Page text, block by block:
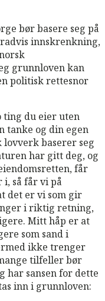
bør basere seg på
innskrenkning,
grunnloven kan
politisk rettesnor
ting du eier uten
tanke og din egen
baserer seg
har gitt deg, og
får
så får vi på
det er vi som gir
i riktig retning,
Mitt håp er at
som sand i
ikke trenger
tilfeller bør
har sansen for dette
inn i grunnloven: